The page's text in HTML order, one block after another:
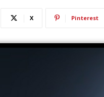
X Pinterest